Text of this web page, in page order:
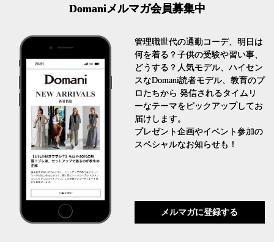
Domaniメルマガ会員募集中
管理職世代の通勤コーデ、明日は
何を着る？子供の受験や習い事、
どうする？人気モデル、ハイセン
スなDomani読者モデル、教育のプ
ロたちから 発信されるタイムリ
ーなテーマをピックアップしてお
届けします。
プレゼント企画やイベント参加の
スペシャルなお知らせも！
メルマガに登録する